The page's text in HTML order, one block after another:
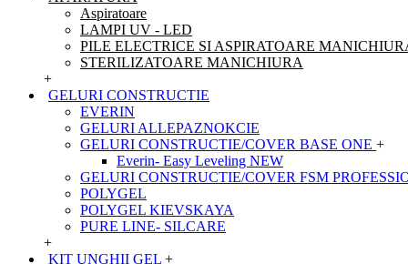
Aspiratoare
LAMPI UV - LED
PILE ELECTRICE SI ASPIRATOARE
STERILIZATOARE MANICHIURA
+
GELURI CONSTRUCTIE
EVERIN
GELURI ALLEPAZNOKCIE
GELURI CONSTRUCTIE/COVER BASE ONE +
Everin- Easy Leveling NEW
GELURI CONSTRUCTIE/COVER FSM
POLYGEL
POLYGEL KIEVSKAYA
PURE LINE- SILCARE
+
KIT UNGHII GEL +